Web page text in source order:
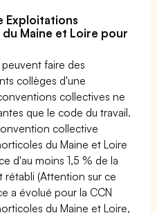
Exploitations
Maine et Loire pour
faire des
collèges d'une
collectives ne
que le code du travail.
collective
du Maine et Loire
d'au moins 1,5 % de la
rétabli (Attention sur ce
a évolué pour la CCN
du Maine et Loire,